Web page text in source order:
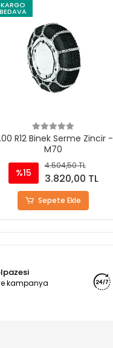
KARGO
BEDAVA
R12 Binek Serme Zincir -
M70
%15
4.504,50 TL
3.820,00 TL
Sepete Ekle
kampanya